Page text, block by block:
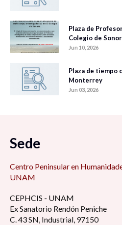
Plaza de
Colegio de
Jun 10, 2026
Plaza de tiempo
Monterrey
Jun 03, 2026
Sede
Centro Peninsular en
UNAM
CEPHCIS - UNAM
Ex Sanatorio Rendón Peniche
C. 43 SN, Industrial, 97150